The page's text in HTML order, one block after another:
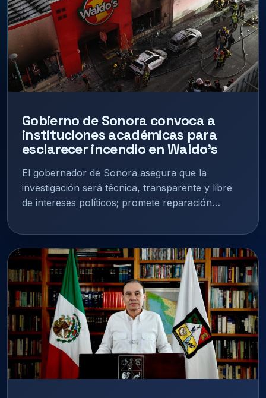
Gobierno de Sonora convoca a
instituciones académicas para
esclarecer incendio en Waldo’s
El gobernador de Sonora asegura que la
investigación será técnica, transparente y libre
de intereses políticos; promete reparación…